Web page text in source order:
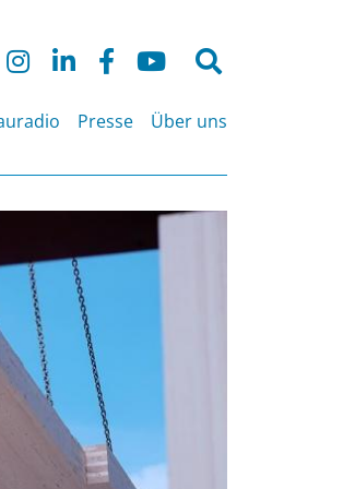
Suche
nach:
Presse Über uns